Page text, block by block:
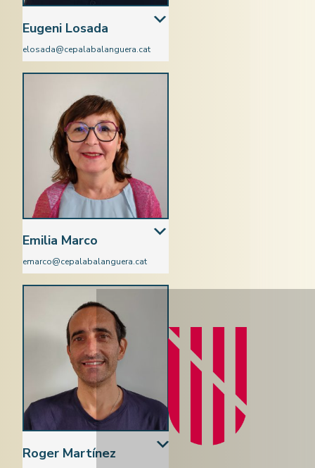
Eugeni Losada
elosada@cepalabalanguera.cat
Ciències Socials
Emilia Marco
emarco@cepalabalanguera.cat
Castellà
Roger Martínez